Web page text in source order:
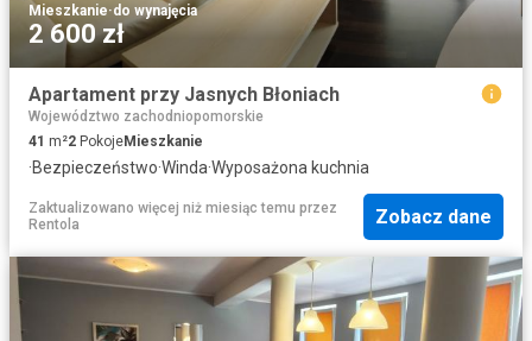
Mieszkanie·do wynajęcia
2 600 zł
Apartament przy Jasnych Błoniach
Województwo zachodniopomorskie
41 m²2 PokojeMieszkanie
·Bezpieczeństwo·Winda·Wyposażona kuchnia
Zaktualizowano więcej niż miesiąc temu przez
Rentola
Zobacz dane